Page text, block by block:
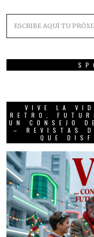
VIVE LA
RETRO,
UN CONSEJO
– REVISTAS
QUE